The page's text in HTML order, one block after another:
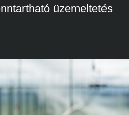
üzemeltetés